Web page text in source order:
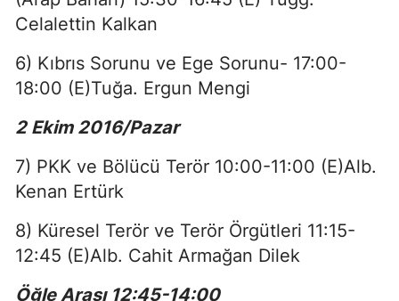
Celalettin Kalkan
6) Kıbrıs Sorunu ve Ege Sorunu- 17:00-
18:00 (E)Tuğa. Ergun Mengi
2 Ekim 2016/Pazar
7) PKK ve Bölücü Terör 10:00-11:00 (E)Alb.
Kenan Ertürk
8) Küresel Terör ve Terör Örgütleri 11:15-
12:45 (E)Alb. Cahit Armağan Dilek
Öğle Arası 12:45-14:00